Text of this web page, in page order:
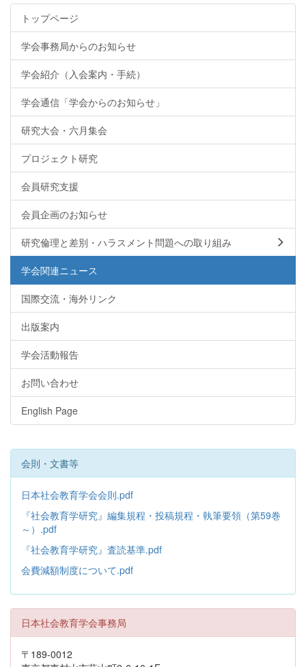
トップページ
学会事務局からのお知らせ
学会紹介（入会案内・手続）
学会通信「学会からのお知らせ」
研究大会・六月集会
プロジェクト研究
会員研究支援
会員企画のお知らせ
研究倫理と差別・ハラスメント問題への取り組み
学会関連ニュース
国際交流・海外リンク
出版案内
学会活動報告
お問い合わせ
English Page
会則・文書等
日本社会教育学会会則.pdf
『社会教育学研究』編集規程・投稿規程・執筆要領（第59巻
～）.pdf
『社会教育学研究』査読基準.pdf
会費減額制度について.pdf
日本社会教育学会事務局
〒189-0012